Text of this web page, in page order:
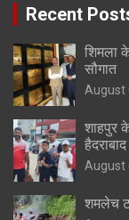
Recent
शिमला
सौगात
August
शाहपुर
August
शमलेच